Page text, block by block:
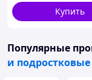
Купить
Популярные
и